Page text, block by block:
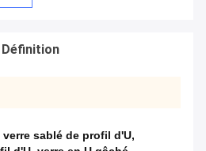
Définition
verre sablé de profil d'U,